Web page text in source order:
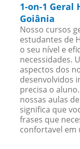
1-on-1 Geral
Goiânia
Nosso cursos
estudantes de
o seu nível e
necessidades.
aspectos dos
desenvolvidos
precisa o
nossas aulas
significa que
frases que
confortavel em